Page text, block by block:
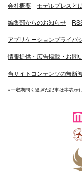
会社概要 モデルプレスと
編集部からのお知らせ
アプリケーションプライバ
情報提供・広告掲載・お問
当サイトコンテンツの無断
※一定期間を過ぎた記事は非表示